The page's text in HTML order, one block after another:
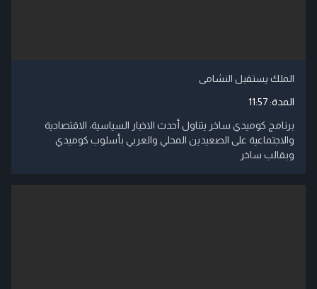
الملك يستقبل النشامى
المدة:11:57
برنامج كوميدي ساخر يتناول أحدث الاخبار السياسية، الاقتصادية
والاجتماعية على الصعيدين المحلي والعربي بأسلوب كوميدي
وبقالب ساخر